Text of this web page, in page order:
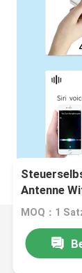
Antenne
MOQ：1